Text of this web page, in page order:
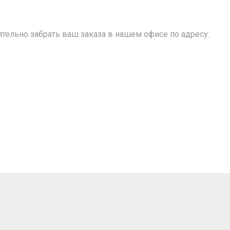
забрать ваш заказа в нашем офисе по адресу: